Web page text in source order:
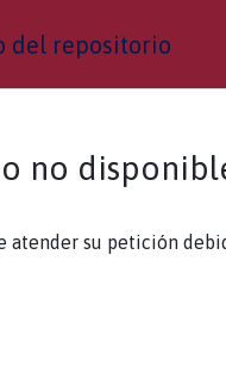
no
atender su petición